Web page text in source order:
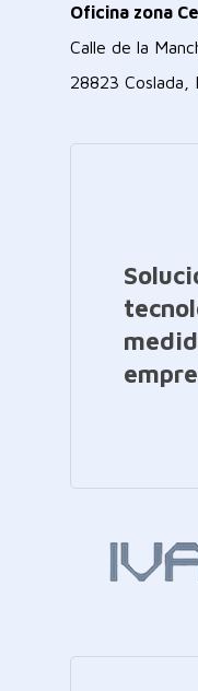
Oficina zona
Calle de la
28823 Coslada,